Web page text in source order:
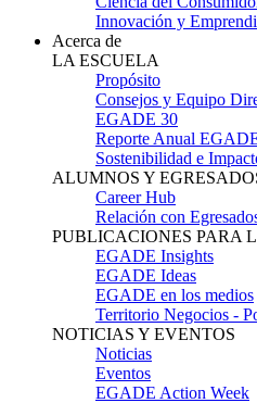
Innovación y
Acerca de
LA ESCUELA
Propósito
Consejos y Equipo
EGADE 30
Reporte Anual
Sostenibilidad e
ALUMNOS Y
Career Hub
Relación con
PUBLICACIONES PARA
EGADE Insights
EGADE Ideas
EGADE en los medios
Territorio Negocios -
NOTICIAS Y EVENTOS
Noticias
Eventos
EGADE Action Week